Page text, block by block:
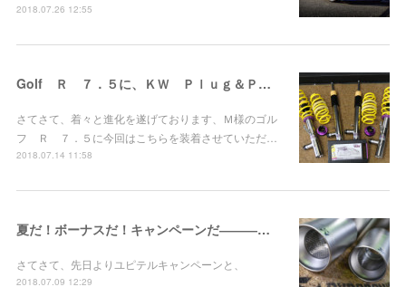
2018.07.26 12:55
Golf Ｒ ７．５に、ＫＷ Ｐｌｕｇ＆Ｐｌａｙお取り付け！
さてさて、着々と進化を遂げております、Ｍ様のゴル
フ Ｒ ７．５に今回はこちらを装着させていただ…
2018.07.14 11:58
夏だ！ボーナスだ！キャンペーンだ――――！
さてさて、先日よりユピテルキャンペーンと、
2018.07.09 12:29